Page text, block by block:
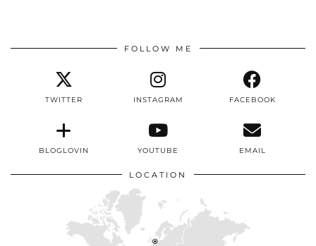
FOLLOW ME
TWITTER INSTAGRAM FACEBOOK
BLOGLOVIN YOUTUBE EMAIL
LOCATION